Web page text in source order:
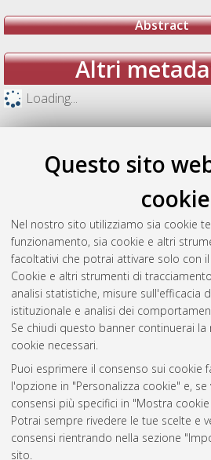
Questo sito
cookie
Nel nostro sito utilizziamo sia cookie
funzionamento, sia cookie e altri
facoltativi che potrai attivare solo con
Cookie e altri strumenti di
analisi statistiche, misure sull'efficacia
istituzionale e analisi dei
Se chiudi questo banner continuerai la
cookie necessari.
Puoi esprimere il consenso sui cookie
l'opzione in "Personalizza cookie" e,
consensi più specifici in "Mostra
Potrai sempre rivedere le tue scelte e
consensi rientrando nella sezione
sito.
Abstract
Altri
Loading...
Gestione del
Atom
Rss 1.0
Rss 2.0